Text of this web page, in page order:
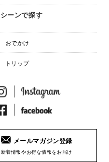
シーンで探す
おでかけ
トリップ
メールマガジン登録
新着情報やお得な情報をお届け